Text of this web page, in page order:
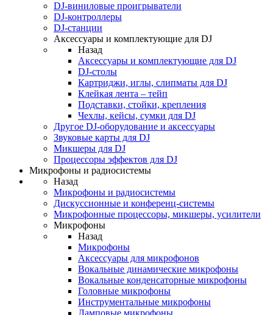
DJ-виниловые проигрыватели
DJ-контроллеры
DJ-станции
Аксессуары и комплектующие для DJ
Назад
Аксессуары и комплектующие для DJ
DJ-столы
Картриджи, иглы, слипматы для DJ
Клейкая лента – тейп
Подставки, стойки, крепления
Чехлы, кейсы, сумки для DJ
Другое DJ-оборудование и аксессуары
Звуковые карты для DJ
Микшеры для DJ
Процессоры эффектов для DJ
Микрофоны и радиосистемы
Назад
Микрофоны и радиосистемы
Дискуссионные и конференц-системы
Микрофонные процессоры, микшеры, усилители
Микрофоны
Назад
Микрофоны
Аксессуары для микрофонов
Вокальные динамические микрофоны
Вокальные конденсаторные микрофоны
Головные микрофоны
Инструментальные микрофоны
Ламповые микрофоны